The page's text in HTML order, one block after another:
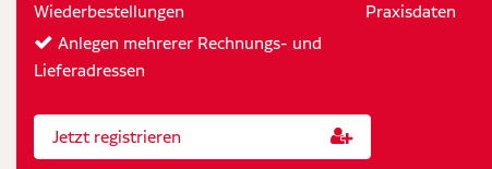
Wiederbestellungen
Anlegen mehrerer Rechnungs- und
Lieferadressen
Praxisdaten
Jetzt registrieren